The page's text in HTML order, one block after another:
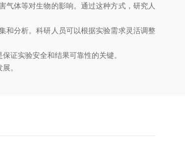
体等对生物的影响。通过这种方式，研究人
分析。科研人员可以根据实验需求灵活调整
证实验安全和结果可靠性的关键。
。